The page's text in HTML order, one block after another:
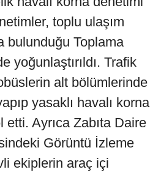
toplu ulaşım
bulunduğu Toplama
yoğunlaştırıldı. Trafik
alt bölümlerinde
yasaklı havalı korna
etti. Ayrıca Zabıta Daire
Görüntü İzleme
ekiplerin araç içi